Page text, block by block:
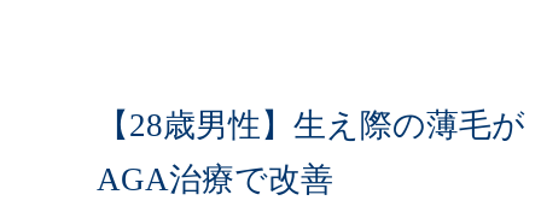
【28歳男性】生え際の薄毛が
AGA治療で改善